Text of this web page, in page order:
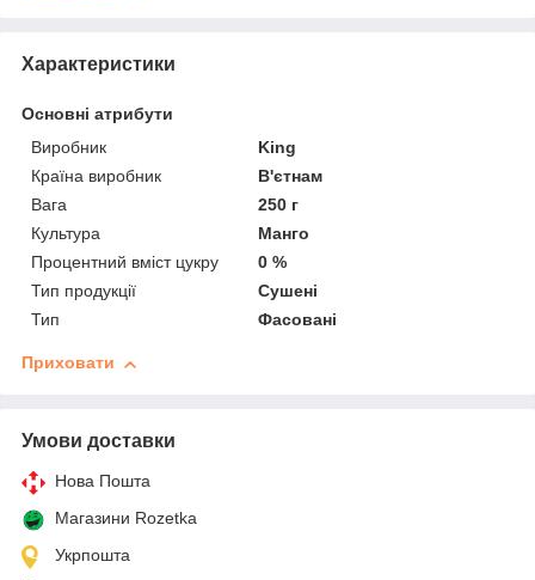
Характеристики
Основні атрибути
Виробник
King
Країна виробник
В'єтнам
Вага
250 г
Культура
Манго
Процентний вміст цукру
0 %
Тип продукції
Сушені
Тип
Фасовані
Приховати
Умови доставки
Нова Пошта
Магазини Rozetka
Укрпошта